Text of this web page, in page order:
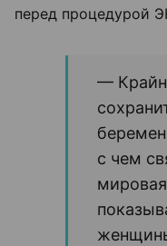
перед процедурой
—
с чем